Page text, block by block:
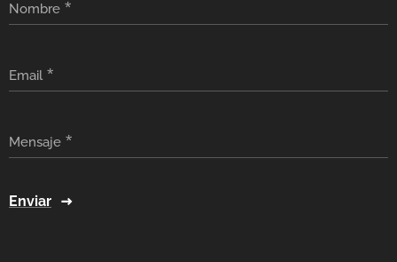
Nombre
Email
Mensaje
Enviar